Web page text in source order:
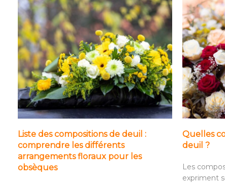
Liste des compositions de deuil :
comprendre les différents
arrangements floraux pour les
obsèques
Quelles
deuil ?
Les
expriment